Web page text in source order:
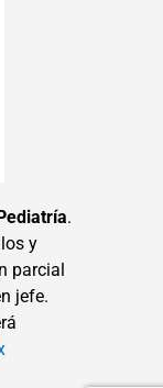
.
y
parcial
jefe.